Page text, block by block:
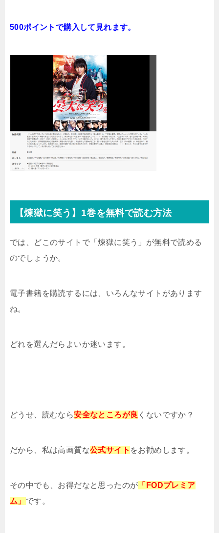
500ポイントで購入して見れます。
【煉獄に笑う】1巻を無料で読む方法
では、どこのサイトで「煉獄に笑う」が無料で読める
のでしょうか。
電子書籍を購読するには、いろんなサイトがあります
ね。
どれを選んだらよいか迷います。
どうせ、読むなら安全なところが良 くないですか？
だから、私は高画質な公式サイト をお勧めします。
その中でも、お得だなと思ったのが 「FODプレミア
ム」 です。